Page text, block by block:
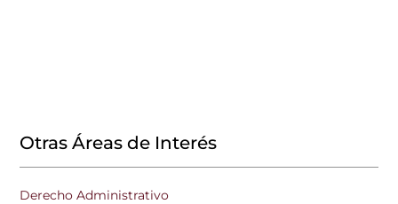
Otras Áreas de Interés
Derecho Administrativo